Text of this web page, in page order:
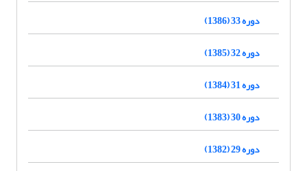
دوره 33 (1386)
دوره 32 (1385)
دوره 31 (1384)
دوره 30 (1383)
دوره 29 (1382)